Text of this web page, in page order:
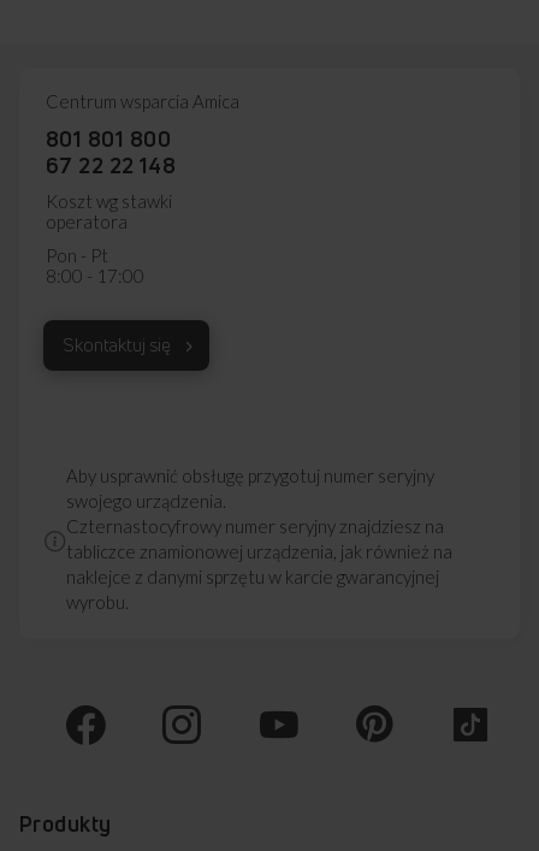
Centrum wsparcia Amica
801 801 800
67 22 22 148
Koszt wg stawki
operatora
Pon - Pt
8:00 - 17:00
Skontaktuj się
Aby usprawnić obsługę przygotuj numer seryjny
swojego urządzenia.
Czternastocyfrowy numer seryjny znajdziesz na
tabliczce znamionowej urządzenia, jak również na
naklejce z danymi sprzętu w karcie gwarancyjnej
wyrobu.
Produkty